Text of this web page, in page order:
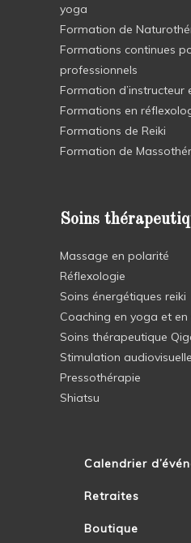
yoga
Formation de
Formations continues
professionnels
Formation d’instructeur
Formations en
Formations de Reiki
Formation de
Soins
Massage en polarité
Réflexologie
Soins énergétiques reiki
Coaching en yoga et
Soins thérapeutique
Stimulation audiovisuelle
Pressothérapie
Shiatsu
Calendrier
Retraites
Boutique